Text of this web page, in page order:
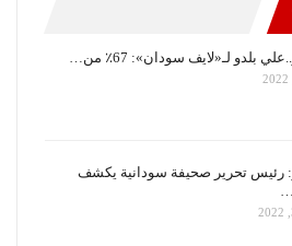
بلدو لـ«لايف سودان»: 67٪ من…
رئيس تحرير صحيفة سودانية يكشف